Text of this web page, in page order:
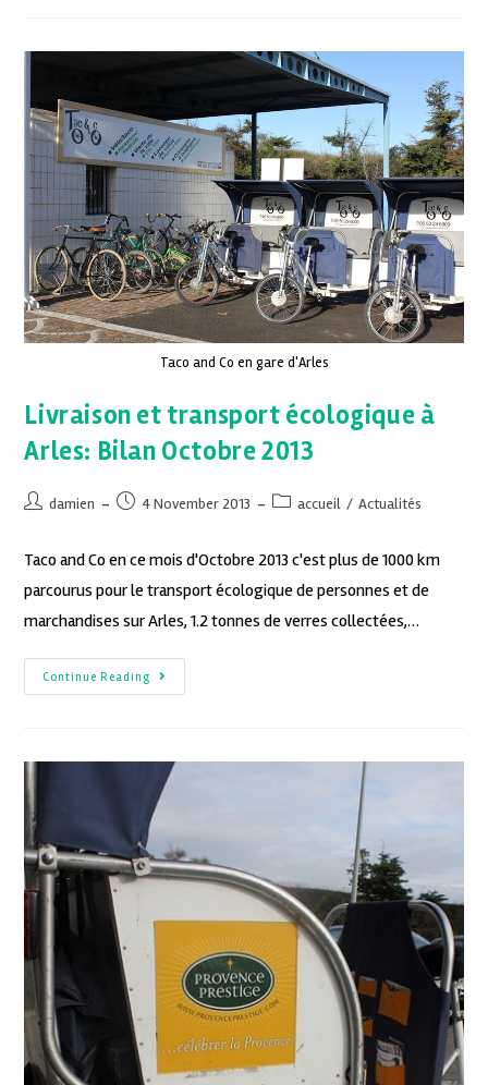
Taco and Co en gare d'Arles
Livraison et transport écologique à
Arles: Bilan Octobre 2013
damien 4 November 2013 accueil / Actualités
Taco and Co en ce mois d'Octobre 2013 c'est plus de 1000 km
parcourus pour le transport écologique de personnes et de
marchandises sur Arles, 1.2 tonnes de verres collectées,…
Continue Reading